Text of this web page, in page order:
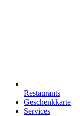
Restaurants
Geschenkkarte
Services